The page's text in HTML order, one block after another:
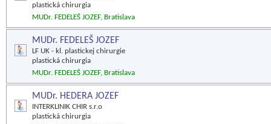
plastická chirurgia
MUDr. FEDELEŠ JOZEF, Bratislava
MUDr. FEDELEŠ JOZEF
LF UK - kl. plastickej chirurgie
plastická chirurgia
MUDr. FEDELEŠ JOZEF, Bratislava
MUDr. HEDERA JOZEF
INTERKLINIK CHIR s.r.o
plastická chirurgia